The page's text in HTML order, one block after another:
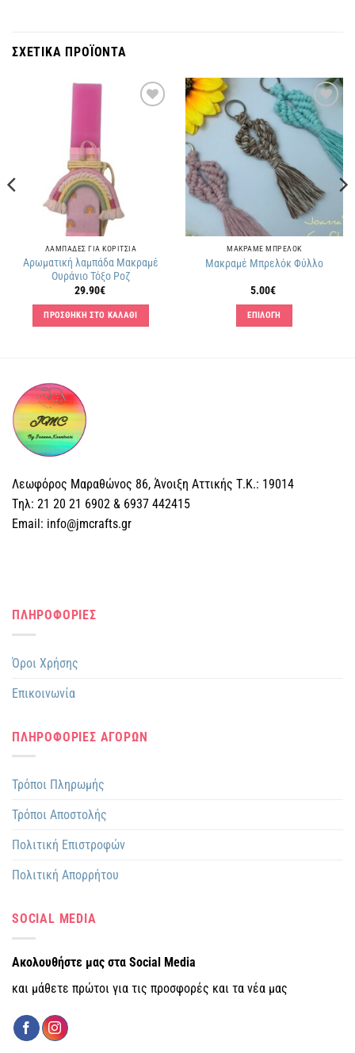
ΣΧΕΤΙΚΑ ΠΡΟΪΟΝΤΑ
ΛΑΜΠΑΔΕΣ ΓΙΑ ΚΟΡΙΤΣΙΑ
Αρωματική λαμπάδα Μακραμέ
Ουράνιο Τόξο Ροζ
29.90€
ΠΡΟΣΘΗΚΗ ΣΤΟ ΚΑΛΑΘΙ
Πρόσθήκη
στην
λίστα
επιθυμιών
ΜΑΚΡΑΜΕ ΜΠΡΕΛΟΚ
Μακραμέ Μπρελόκ Φύλλο
5.00€
ΕΠΙΛΟΓΗ
να
Λεωφόρος Μαραθώνος 86, Άνοιξη Αττικής Τ.Κ.: 19014
Tηλ: 21 20 21 6902 & 6937 442415
Email: info@jmcrafts.gr
ΠΛΗΡΟΦΟΡΙΕΣ
Όροι Χρήσης
Επικοινωνία
ΠΛΗΡΟΦΟΡΙΕΣ ΑΓΟΡΩΝ
Τρόποι Πληρωμής
Τρόποι Αποστολής
Πολιτική Επιστροφών
Πολιτική Απορρήτου
SOCIAL MEDIA
Ακολουθήστε μας στα Social Media
και μάθετε πρώτοι για τις προσφορές και τα νέα μας